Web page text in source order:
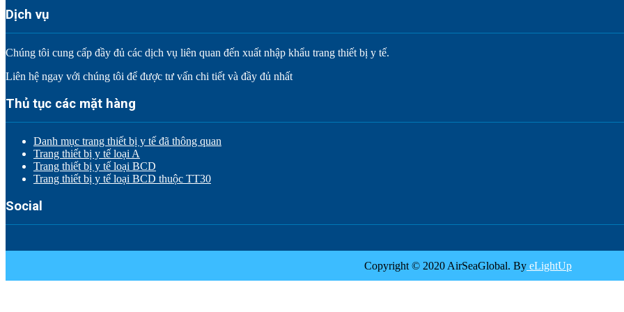
Dịch vụ
Chúng tôi cung cấp đầy đủ các dịch vụ liên quan đến xuất nhập khẩu trang thiết bị y tế.
Liên hệ ngay với chúng tôi để được tư vấn chi tiết và đầy đủ nhất
Thủ tục các mặt hàng
Danh mục trang thiết bị y tế đã thông quan
Trang thiết bị y tế loại A
Trang thiết bị y tế loại BCD
Trang thiết bị y tế loại BCD thuộc TT30
Social
Copyright © 2020 AirSeaGlobal. By eLightUp